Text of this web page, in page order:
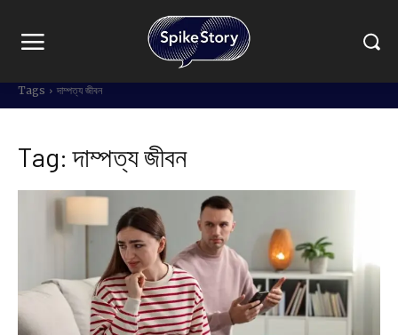
Tags দাম্পত্য জীবন
Tag:দাম্পত্য জীবন